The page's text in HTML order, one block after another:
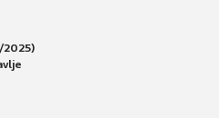
2025)